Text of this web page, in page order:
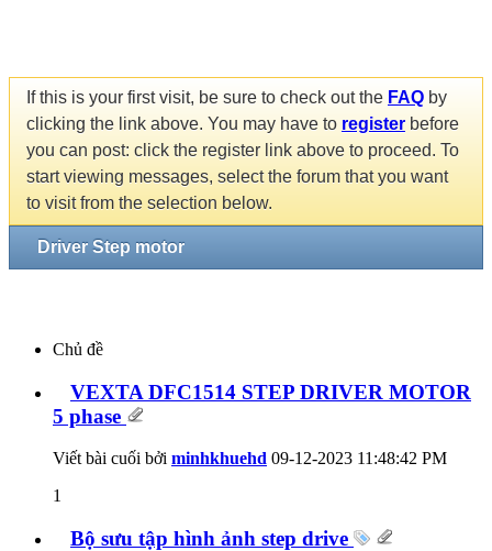
If this is your first visit, be sure to check out the FAQ by
clicking the link above. You may have to register before
you can post: click the register link above to proceed. To
start viewing messages, select the forum that you want
to visit from the selection below.
Driver Step motor
Chủ đề
VEXTA DFC1514 STEP DRIVER MOTOR
5 phase
Viết bài cuối bởi minhkhuehd 09-12-2023 11:48:42 PM
1
Bộ sưu tập hình ảnh step drive